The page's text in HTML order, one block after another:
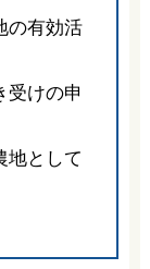
の有効活
受けの申
地として